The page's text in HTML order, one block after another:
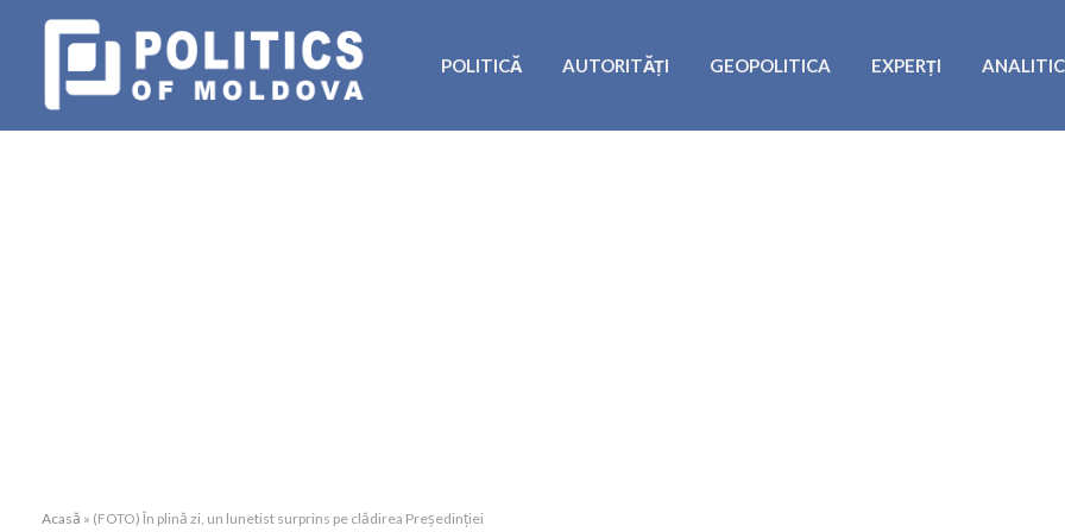
POLITICĂ AUTORITĂȚI GEOPOLITICA EXPERȚI
Acasă » (FOTO) În plină zi, un lunetist surprins pe clădirea Președinției